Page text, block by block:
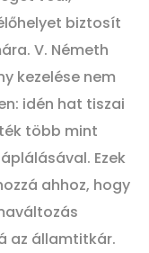
biztosít
V. Németh
kezelése nem
idén hat tiszai
több mint
Ezek
ahhoz, hogy
az államtitkár.